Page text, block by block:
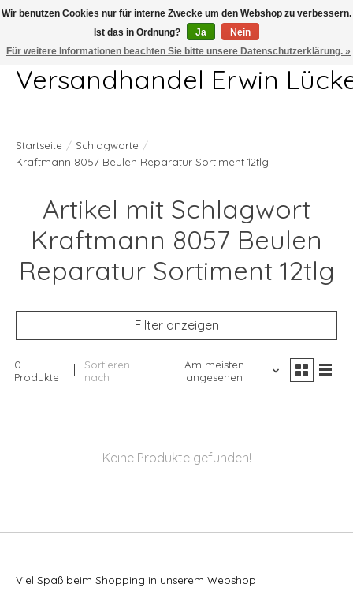
Telefon 04407 715872 MO-DO 7.00-17.00Uhr FR 7.00-13.00Uhr
Versandhandel Erwin
Startseite / Schlagworte /
Kraftmann 8057 Beulen Reparatur Sortiment 12tlg
Artikel mit Schlagwort
Kraftmann 8057 Beulen
Reparatur Sortiment 12tlg
Filter anzeigen
0
Produkte
Sortieren
nach
Am meisten
angesehen
Keine Produkte gefunden!
Viel Spaß beim Shopping in unserem Webshop
Wir benutzen Cookies nur für interne Zwecke um den Webshop zu verbessern.
Ist das in Ordnung?
Ja
Nein
Für weitere Informationen beachten Sie bitte unsere Datenschutzerklärung. »